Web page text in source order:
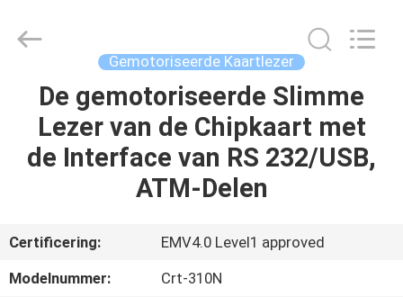
HUIS
PRODUCTEN
ONS
Online
Market.
Gemotoriseerde Kaartlezer
De gemotoriseerde Slimme
Lezer van de Chipkaart met
de Interface van RS 232/USB,
ATM-Delen
Certificering:
EMV4.0 Level1 approved
Modelnummer:
Crt-310N